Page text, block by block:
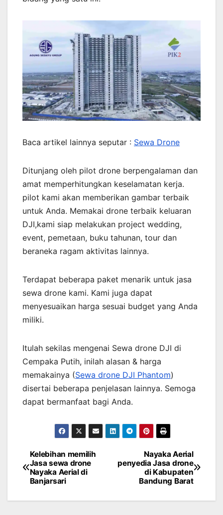
Baca artikel lainnya seputar : Sewa Drone
Ditunjang oleh pilot drone berpengalaman dan
amat memperhitungkan keselamatan kerja.
pilot kami akan memberikan gambar terbaik
untuk Anda. Memakai drone terbaik keluaran
DJI,kami siap melakukan project wedding,
event, pemetaan, buku tahunan, tour dan
beraneka ragam aktivitas lainnya.
Terdapat beberapa paket menarik untuk jasa
sewa drone kami. Kami juga dapat
menyesuaikan harga sesuai budget yang Anda
miliki.
Itulah sekilas mengenai Sewa drone DJI di
Cempaka Putih, inilah alasan & harga
memakainya (Sewa drone DJI Phantom)
disertai beberapa penjelasan lainnya. Semoga
dapat bermanfaat bagi Anda.
Post
navigation
Nayaka Aerial
penyedia Jasa drone
di Kabupaten
Bandung Barat
Kelebihan memilih
Jasa sewa drone
Nayaka Aerial di
Banjarsari